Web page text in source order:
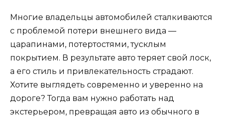
Многие владельцы автомобилей сталкиваются
с проблемой потери внешнего вида —
царапинами, потертостями, тусклым
покрытием. В результате авто теряет свой лоск,
а его стиль и привлекательность страдают.
Хотите выглядеть современно и уверенно на
дороге? Тогда вам нужно работать над
экстерьером, превращая авто из обычного в